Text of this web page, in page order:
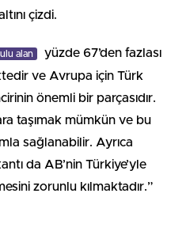
çizdi.
alan
yüzde 67’den fazlası
ve Avrupa için Türk
önemli bir parçasıdır.
taşımak mümkün ve bu
sağlanabilir. Ayrıca
da AB’nin Türkiye’yle
zorunlu kılmaktadır.”